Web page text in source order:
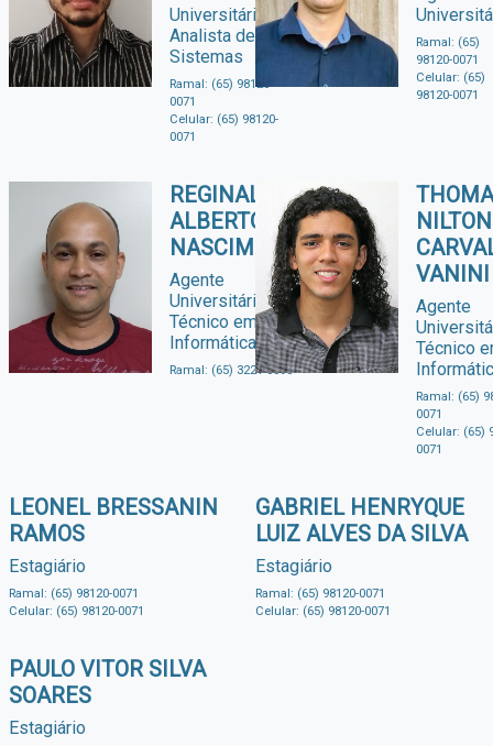
Universitário -
Analista de
Sistemas
Ramal: (65) 98120-
0071
Celular: (65) 98120-
0071
Ramal: (65)
98120-0071
Celular: (65)
98120-0071
REGINALDO
ALBERTO
NASCIMENTO
Agente
Universitário -
Técnico em
Informática
Ramal: (65) 3221-0095
VANINI
Agente
Técnico
Ramal: (65)
0071
Celular: (65)
0071
LEONEL BRESSANIN
RAMOS
Estagiário
Ramal: (65) 98120-0071
Celular: (65) 98120-0071
GABRIEL HENRYQUE
LUIZ ALVES DA SILVA
Estagiário
Ramal: (65) 98120-0071
Celular: (65) 98120-0071
PAULO VITOR SILVA
SOARES
Estagiário